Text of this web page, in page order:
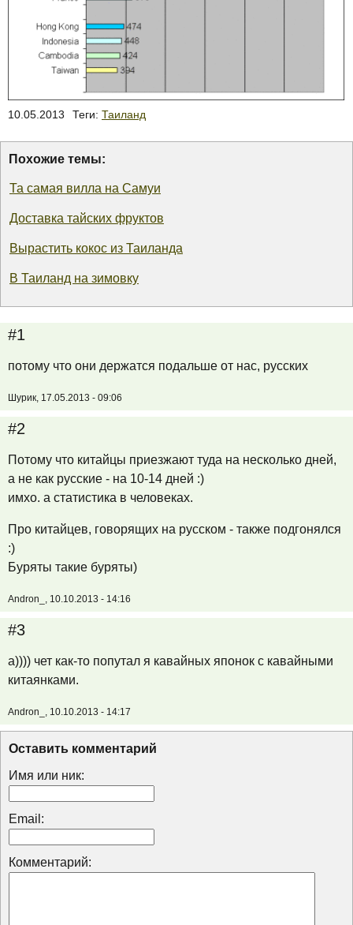
10.05.2013 Теги: Таиланд
Похожие темы:
Та самая вилла на Самуи
Доставка тайских фруктов
Вырастить кокос из Таиланда
В Таиланд на зимовку
#1
потому что они держатся подальше от нас, русских
Шурик, 17.05.2013 - 09:06
#2
Потому что китайцы приезжают туда на несколько дней,
а не как русские - на 10-14 дней :)
имхо. а статистика в человеках.
Про китайцев, говорящих на русском - также подгонялся
:)
Буряты такие буряты)
Andron_, 10.10.2013 - 14:16
#3
а)))) чет как-то попутал я кавайных японок с кавайными
китаянками.
Andron_, 10.10.2013 - 14:17
Оставить комментарий
Имя или ник:
Email:
Комментарий: